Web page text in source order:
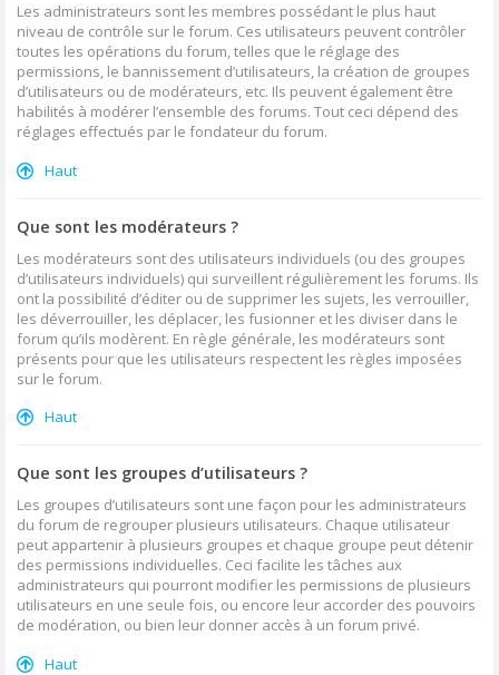
Les administrateurs sont les membres possédant le plus haut
niveau de contrôle sur le forum. Ces utilisateurs peuvent contrôler
toutes les opérations du forum, telles que le réglage des
permissions, le bannissement d’utilisateurs, la création de groupes
d’utilisateurs ou de modérateurs, etc. Ils peuvent également être
habilités à modérer l’ensemble des forums. Tout ceci dépend des
réglages effectués par le fondateur du forum.
Haut
Que sont les modérateurs ?
Les modérateurs sont des utilisateurs individuels (ou des groupes
d’utilisateurs individuels) qui surveillent régulièrement les forums. Ils
ont la possibilité d’éditer ou de supprimer les sujets, les verrouiller,
les déverrouiller, les déplacer, les fusionner et les diviser dans le
forum qu’ils modèrent. En règle générale, les modérateurs sont
présents pour que les utilisateurs respectent les règles imposées
sur le forum.
Haut
Que sont les groupes d’utilisateurs ?
Les groupes d’utilisateurs sont une façon pour les administrateurs
du forum de regrouper plusieurs utilisateurs. Chaque utilisateur
peut appartenir à plusieurs groupes et chaque groupe peut détenir
des permissions individuelles. Ceci facilite les tâches aux
administrateurs qui pourront modifier les permissions de plusieurs
utilisateurs en une seule fois, ou encore leur accorder des pouvoirs
de modération, ou bien leur donner accès à un forum privé.
Haut